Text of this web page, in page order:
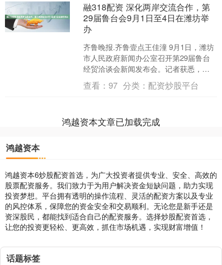
融318配资 深化两岸交流合作，第
29届鲁台会9月1日至4日在潍坊举
办
齐鲁晚报.齐鲁壹点王佳潼 9月1日，潍坊
市人民政府新闻办公室召开第29届鲁台
经贸洽谈会新闻发布会。记者获悉，第
29届鲁台会定于9月1日至4日在潍坊市举
办。本届鲁....
查看：97 分类： 配资炒股平台
鸿越资本文章已加载完成
鸿越资本
鸿越资本6炒股配资首选，为广大投资者提供专业、安全、高效的
股票配资服务。我们致力于为用户解决资金短缺问题，助力实现
投资梦想。平台拥有透明的操作流程、灵活的配资方案以及专业
的风控体系，保障您的资金安全和交易顺利。无论您是新手还是
资深股民，都能找到适合自己的配资服务。选择炒股配资首选，
让您的投资更轻松、更高效，抓住市场机遇，实现财富增值！
话题标签